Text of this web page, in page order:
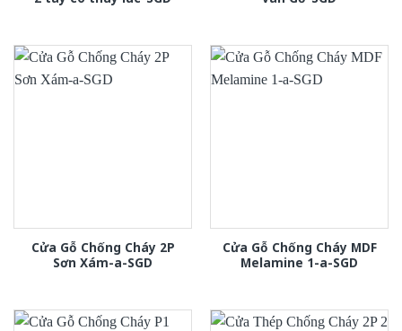
Cửa Gỗ Chống Cháy 2P
Sơn Xám-a-SGD
Cửa Gỗ Chống Cháy MDF
Melamine 1-a-SGD